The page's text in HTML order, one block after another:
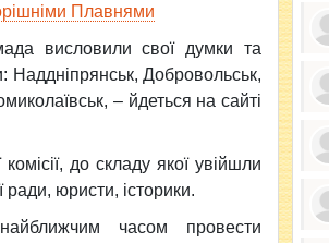
Плавнями
висловили свої думки та
Наддніпрянськ, Добровольськ,
– йдеться на сайті
до складу якої увійшли
юристи, історики.
часом провести